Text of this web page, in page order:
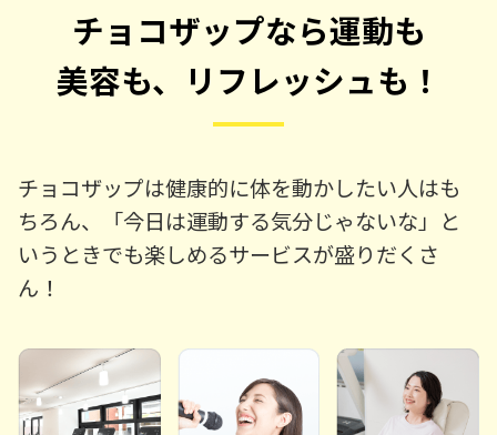
チョコザップなら運動も
美容も、リフレッシュも！
チョコザップは健康的に体を動かしたい人はも
ちろん、「今日は運動する気分じゃないな」と
いうときでも楽しめるサービスが盛りだくさ
ん！